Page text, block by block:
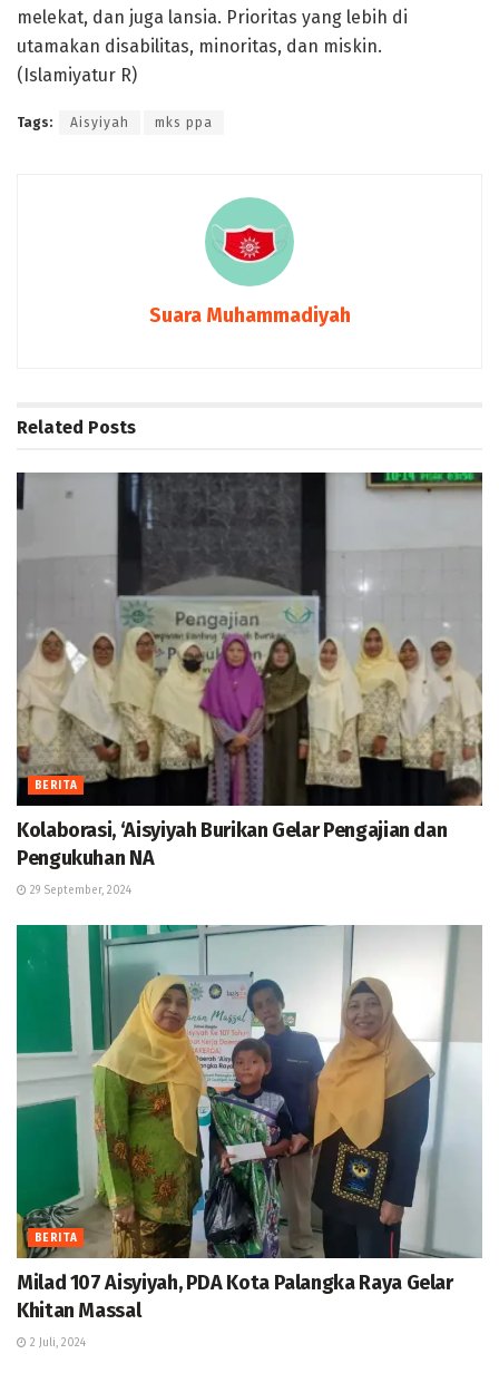
melekat, dan juga lansia. Prioritas yang lebih di
utamakan disabilitas, minoritas, dan miskin.
(Islamiyatur R)
Tags: Aisyiyah mks ppa
Suara Muhammadiyah
Related Posts
BERITA
Kolaborasi, ‘Aisyiyah Burikan Gelar Pengajian dan
Pengukuhan NA
29 September, 2024
BERITA
Milad 107 Aisyiyah, PDA Kota Palangka Raya Gelar
Khitan Massal
2 Juli, 2024